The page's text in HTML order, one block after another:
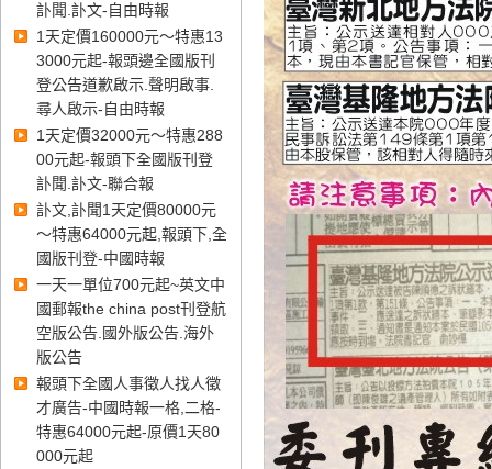
訃聞.訃文-自由時報
1天定價160000元～特惠13
3000元起-報頭邊全國版刊
登公告道歉啟示.聲明啟事.
尋人啟示-自由時報
1天定價32000元～特惠288
00元起-報頭下全國版刊登
訃聞.訃文-聯合報
訃文,訃聞1天定價80000元
～特惠64000元起,報頭下,全
國版刊登-中國時報
一天一單位700元起~英文中
國郵報the china post刊登航
空版公告.國外版公告.海外
版公告
報頭下全國人事徵人找人徵
才廣告-中國時報一格,二格-
特惠64000元起-原價1天80
000元起